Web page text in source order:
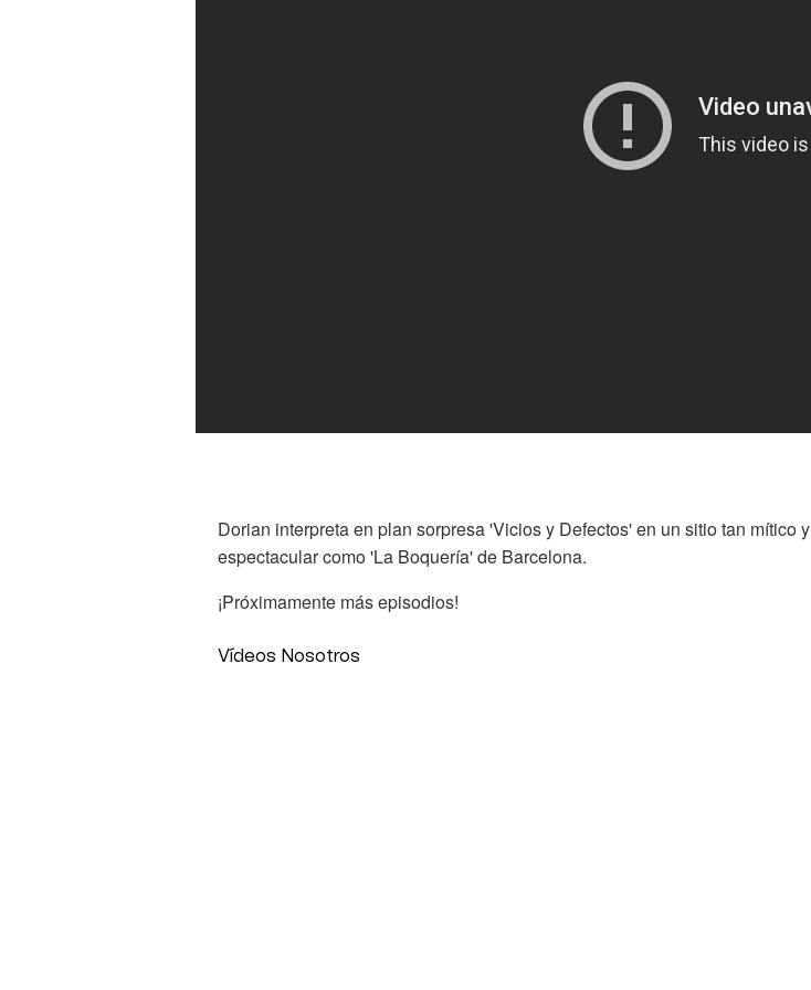
Dorian interpreta en plan sorpresa 'Vicios y Defectos' en un sitio tan mítico y
espectacular como 'La Boquería' de Barcelona.
¡Próximamente más episodios!
Vídeos Nosotros